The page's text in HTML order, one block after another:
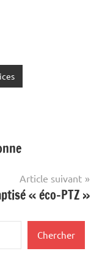
Article suivant
« éco-PTZ »
Chercher